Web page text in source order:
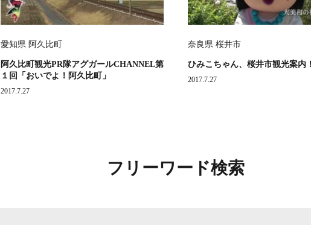
愛知県 阿久比町
阿久比町観光PR隊アグガールCHANNEL第
１回「おいでよ！阿久比町」
2017.7.27
奈良県 桜井市
ひみこちゃん、桜井市観光案
2017.7.27
フリーワード検索